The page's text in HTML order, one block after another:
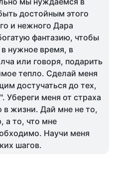
достойным этого
и нежного Дара
фантазию, чтобы
нужное время, в
или говоря, подарить
тепло. Сделай меня
достучаться до тех,
Убереги меня от страха
в жизни. Дай мне не то,
а то, что мне
Научи меня
шагов.